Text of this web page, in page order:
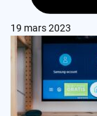
19 mars 2023